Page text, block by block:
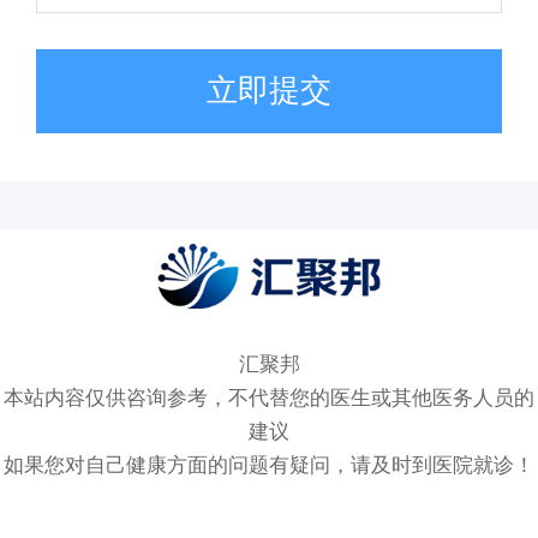
立即提交
汇聚邦
本站内容仅供咨询参考，不代替您的医生或其他医务人员的
建议
如果您对自己健康方面的问题有疑问，请及时到医院就诊！